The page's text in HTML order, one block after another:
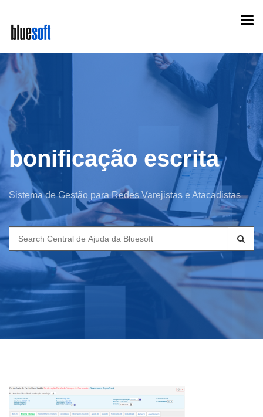
main
content
bonificação escrita
Sistema de Gestão para Redes Varejistas e Atacadistas
Search
for: